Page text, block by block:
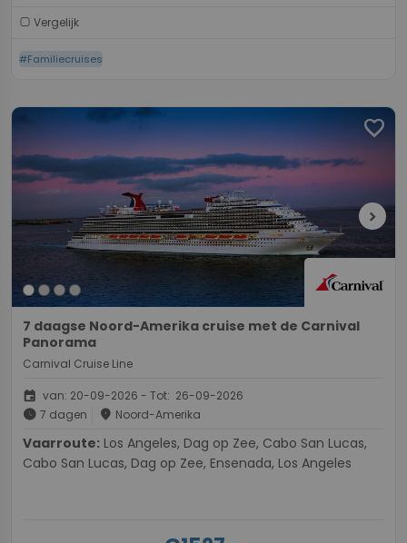
Vergelijk
#Familiecruises
favorite
chevron_right
7 daagse Noord-Amerika cruise met de Carnival
Panorama
Carnival Cruise Line
event van: 20-09-2026 - Tot: 26-09-2026
schedule 7 dagen place Noord-Amerika
Vaarroute:
Cabo San Lucas, Dag op Zee, Ensenada, Los Angeles